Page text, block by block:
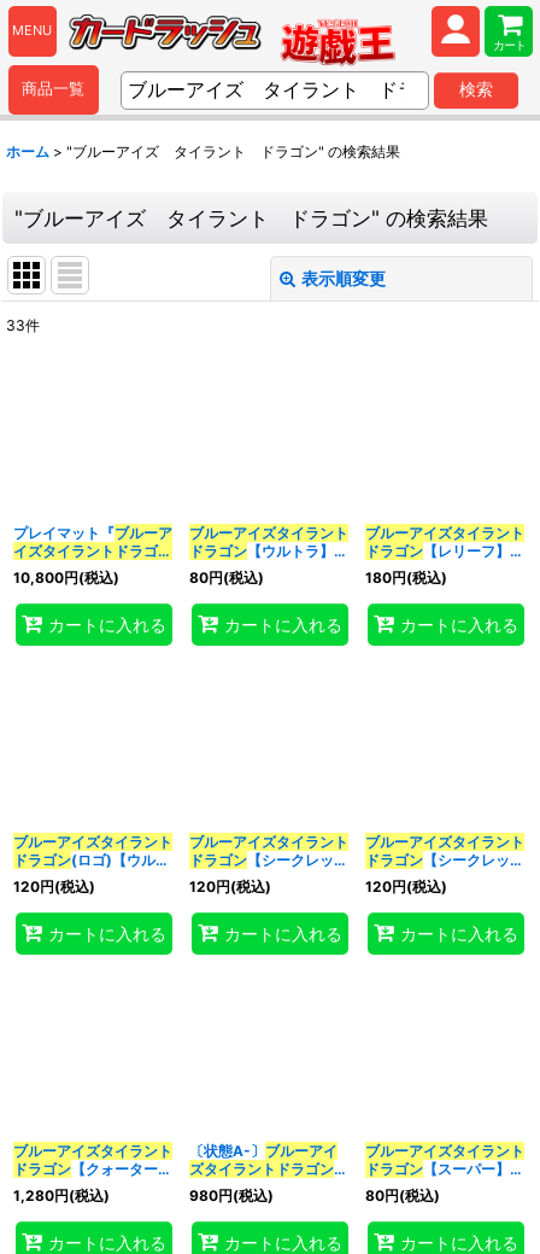
MENU
カート
商品一覧 検索
ホーム > "ブルーアイズ タイラント ドラゴン" の検索結果
"ブルーアイズ タイラント ドラゴン" の検索結果
表示順変更
カテゴリ:
特集:
33件
プレイマット『ブルーア
イズタイラント ドラゴン
(WCS2025)』【-】{-}
《プレイマット》
10,800円(税込)
カートに入れる
ブルーアイズタイラント
ドラゴン【ウルトラ】
{25LP-JP019}《融合》
80円(税込)
カートに入れる
ブルーアイズタイラント
ドラゴン【レリーフ】
{QCCP-JP008}《融
合》
180円(税込)
カートに入れる
ブルーアイズタイラント
ドラゴン(ロゴ)【ウルト
ラ】{25LP-JP019}《融
合》
120円(税込)
カートに入れる
ブルーアイズタイラント
ドラゴン【シークレッ
ト】{QCCP-JP008}
《融合》
120円(税込)
カートに入れる
ブルーアイズタイラント
ドラゴン【シークレッ
ト】{25LP-JP019}《融
合》
120円(税込)
カートに入れる
ブルーアイズタイラント
ドラゴン 【クォーターセ
ンチュリーシークレッ
ト】{QCCP-JP008}
《融合》
1,280円(税込)
カートに入れる
〔状態A-〕 ブルーアイ
ズタイラント ドラゴン
【クォーターセンチュリ
ーシークレット】
{QCCP-JP008}《融
合》
980円(税込)
カートに入れる
ブルーアイズタイラント
ドラゴン【スーパー】
{BACH-JP037}《融
合》
80円(税込)
カートに入れる